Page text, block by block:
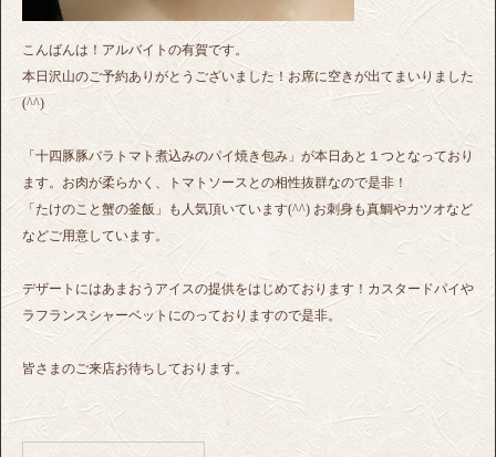
こんばんは！アルバイトの有賀です。
本日沢山のご予約ありがとうございました！お席に空きが出てまいりました
(^^)
「十四豚豚バラトマト煮込みのパイ焼き包み」が本日あと１つとなっており
ます。お肉が柔らかく、トマトソースとの相性抜群なので是非！
「たけのこと蟹の釜飯」も人気頂いています(^^) お刺身も真鯛やカツオなど
などご用意しています。
デザートにはあまおうアイスの提供をはじめております！カスタードパイや
ラフランスシャーベットにのっておりますので是非。
皆さまのご来店お待ちしております。